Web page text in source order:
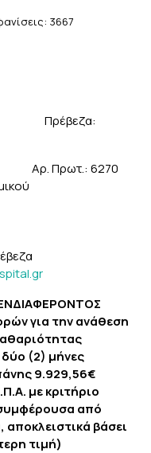
3667
Πρέβεζα:
Αρ. Πρωτ.: 6270
για την ανάθεση
δύο (2) μήνες
9.929,56€
με κριτήριο
από
βάσει
τιμή)